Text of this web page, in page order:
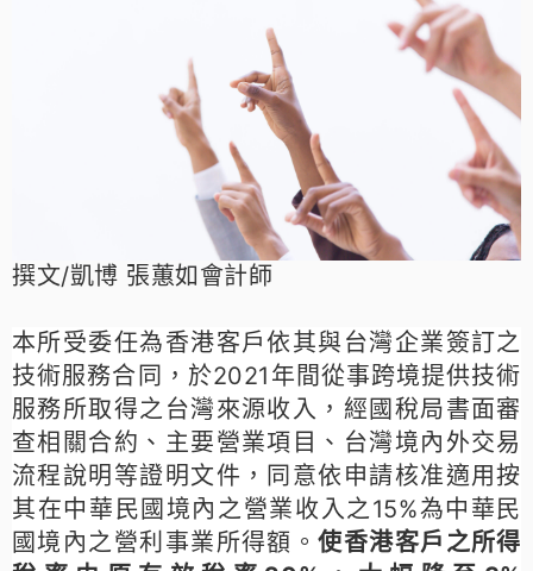
撰文/凱博 張蕙如會計師
本所受委任為香港客戶依其與台灣企業簽訂之
技術服務合同，於2021年間從事跨境提供技術
服務所取得之台灣來源收入，經國稅局書面審
查相關合約、主要營業項目、台灣境內外交易
流程說明等證明文件，同意依申請核准適用按
其在中華民國境內之營業收入之15%為中華民
國境內之營利事業所得額。使香港客戶之所得